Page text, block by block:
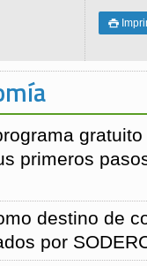

primeros
destino de
por